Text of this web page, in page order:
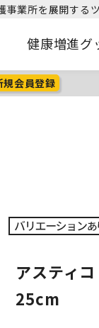
事業所を展開する
健康増進グ
規会員登録
アスティ
25cm